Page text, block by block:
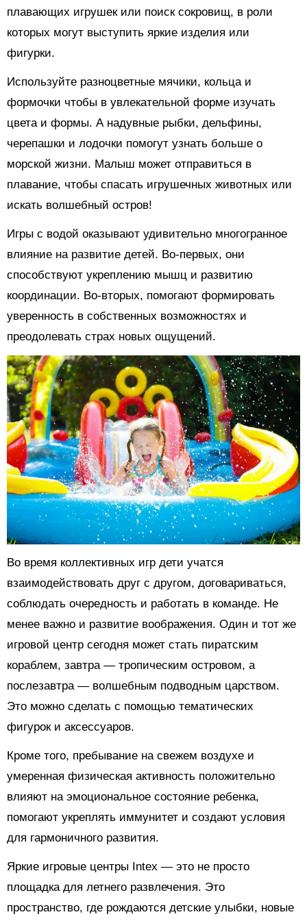
плавающих игрушек или поиск сокровищ, в роли
которых могут выступить яркие изделия или
фигурки.
Используйте разноцветные мячики, кольца и
формочки чтобы в увлекательной форме изучать
цвета и формы. А надувные рыбки, дельфины,
черепашки и лодочки помогут узнать больше о
морской жизни. Малыш может отправиться в
плавание, чтобы спасать игрушечных животных или
искать волшебный остров!
Игры с водой оказывают удивительно многогранное
влияние на развитие детей. Во-первых, они
способствуют укреплению мышц и развитию
координации. Во-вторых, помогают формировать
уверенность в собственных возможностях и
преодолевать страх новых ощущений.
Во время коллективных игр дети учатся
взаимодействовать друг с другом, договариваться,
соблюдать очередность и работать в команде. Не
менее важно и развитие воображения. Один и тот же
игровой центр сегодня может стать пиратским
кораблем, завтра — тропическим островом, а
послезавтра — волшебным подводным царством.
Это можно сделать с помощью тематических
фигурок и аксессуаров.
Кроме того, пребывание на свежем воздухе и
умеренная физическая активность положительно
влияют на эмоциональное состояние ребенка,
помогают укреплять иммунитет и создают условия
для гармоничного развития.
Яркие игровые центры Intex — это не просто
площадка для летнего развлечения. Это
пространство, где рождаются детские улыбки, новые